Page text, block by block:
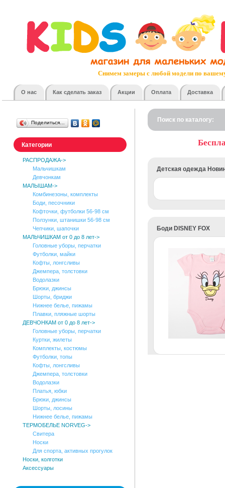
Быстрая доставка по всей России
Все товары в наличии на нашем
Отобранный ассортимент, отличное качество,
Живые фотографии всех товаров. Без
Снимем замеры с любой модели по
Не понравилось или не подошло? Без проблем
Удобные и разнообразные способы
Накопительные скидки и регулярные
Мы любим наших клиентов и делаем им
Наш онлайн-консультант любит отвечать на
Не понравилось или не подошло? Можете
Вежливые и ответственные
О нас Как сделать заказ Акции Оплата Доставка
Поделиться…
Категории
РАСПРОДАЖА->
Мальчишкам
Девчонкам
МАЛЫШАМ->
Комбинезоны, комплекты
Боди, песочники
Кофточки, футболки 56-98 см
Ползунки, штанишки 56-98 см
Чепчики, шапочки
МАЛЬЧИШКАМ от 0 до 8 лет->
Головные уборы, перчатки
Футболки, майки
Кофты, лонгсливы
Джемпера, толстовки
Водолазки
Брюки, джинсы
Шорты, бриджи
Нижнее белье, пижамы
Плавки, пляжные шорты
ДЕВЧОНКАМ от 0 до 8 лет->
Головные уборы, перчатки
Куртки, жилеты
Комплекты, костюмы
Футболки, топы
Кофты, лонгсливы
Джемпера, толстовки
Водолазки
Платья, юбки
Брюки, джинсы
Шорты, лосины
Нижнее белье, пижамы
ТЕРМОБЕЛЬЕ NORVEG->
Свитера
Носки
Для спорта, активных прогулок
Носки, колготки
Аксессуары
Поиск по каталогу:
Детская одежда
Боди DISNEY FOX